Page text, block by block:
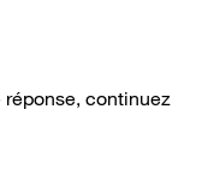
réponse, continuez